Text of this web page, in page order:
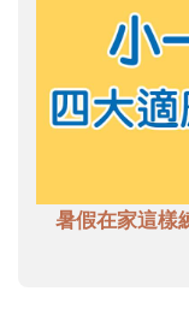
暑假在家這樣